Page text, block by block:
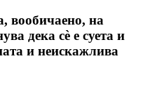
вообичаено, на
дека сѐ е суета и
и неискажлива